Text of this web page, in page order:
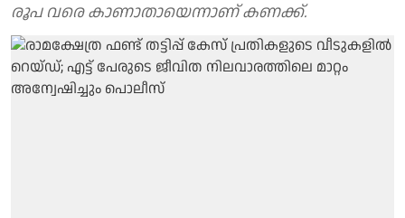
രൂപ വരെ കാണാതായെന്നാണ് കണക്ക്.